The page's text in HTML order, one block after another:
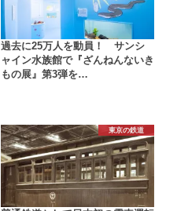
過去に25万人を動員！ サンシ
ャイン水族館で『ざんねんないき
もの展』第3弾を…
東京の鉄道